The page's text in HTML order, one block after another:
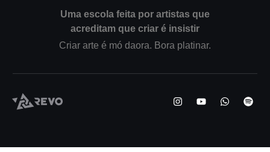
Uma escola feita por artistas que
acreditam que criar é insistir
Criar arte é mó daora. Bora platinar.